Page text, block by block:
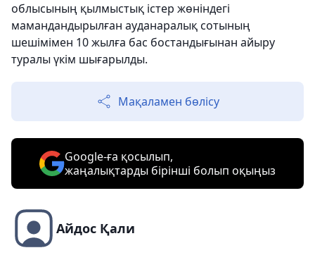
облысының қылмыстық істер жөніндегі
мамандандырылған ауданаралық сотының
шешімімен 10 жылға бас бостандығынан айыру
туралы үкім шығарылды.
Мақаламен бөлісу
Google-ға қосылып,
жаңалықтарды бірінші болып оқыңыз
Айдос Қали